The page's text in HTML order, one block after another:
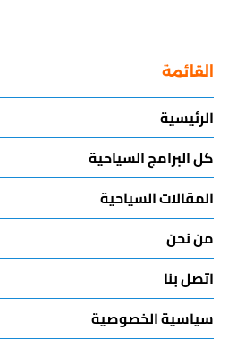
القائمة
الرئيسية
كل البرامج السياحية
المقالات السياحية
من نحن
اتصل بنا
سياسية الخصوصية